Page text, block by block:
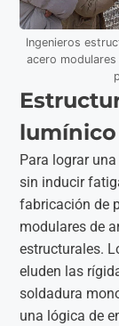
Ingenieros
acero
lumínico
Para lograr
sin inducir
fabricación de
modulares de
estructurales.
eluden las
soldadura
una lógica de